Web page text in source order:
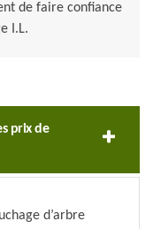
de faire confiance
I.L.
prix de
d’arbre